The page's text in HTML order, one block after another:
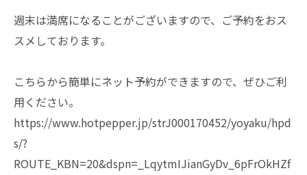
週末は満席になることがございますので、ご予約をおス
スメしております。
こちらから簡単にネット予約ができますので、ぜひご利
用ください。
https://www.hotpepper.jp/strJ000170452/yoyaku/hpd
s/?
ROUTE_KBN=20&dspn=_LqytmIJianGyDv_6pFrOkHZf